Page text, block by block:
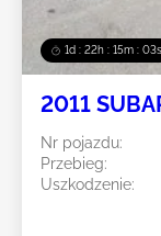
1d : 22h : 15m : 00s
2011
Nr pojazdu:
Przebieg:
Uszkodzenie: